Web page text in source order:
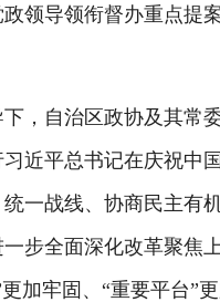
领导领衔督办重点
自治区政协及其常
近平总书记在庆祝
一战线、协商民主有
步全面深化改革聚
加牢固、“重要平台”